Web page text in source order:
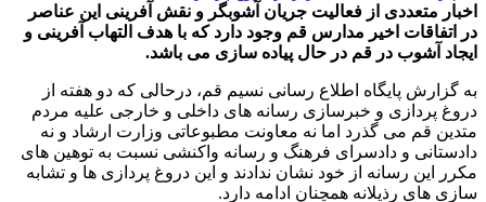
اخبار متعددی از فعالیت جریان آشوبگر و نقش آفرینی این عناصر
در اتفاقات اخیر مدارس قم وجود دارد که با هدف التهاب آفرینی و
ایجاد آشوب در قم در حال پیاده سازی می باشد.
به گزارش پایگاه اطلاع رسانی نسیم قم، درحالی که دو هفته از
دروغ پردازی و خبرسازی رسانه های داخلی و خارجی علیه مردم
متدین قم می گذرد اما نه معاونت مطبوعاتی وزارت ارشاد و نه
دادستانی و دادسرای فرهنگ و رسانه واکنشی نسبت به توهین های
مکرر این رسانه از خود نشان ندادند و این دروغ پردازی ها و تشابه
سازی های رذیلانه همچنان ادامه دارد.